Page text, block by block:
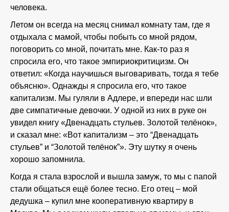
человека.
Летом он всегда на месяц снимал комнату там, где я
отдыхала с мамой, чтобы побыть со мной рядом,
поговорить со мной, почитать мне. Как-то раз я
спросила его, что такое эмпириокритицизм. Он
ответил: «Когда научишься выговаривать, тогда я тебе
объясню». Однажды я спросила его, что такое
капитализм. Мы гуляли в Адлере, и впереди нас шли
две симпатичные девочки. У одной из них в руке он
увидел книгу «Двенадцать стульев. Золотой телёнок»,
и сказал мне: «Вот капитализм – это “Двенадцать
стульев” и “Золотой телёнок”». Эту шутку я очень
хорошо запомнила.
Когда я стала взрослой и вышла замуж, то мы с папой
стали общаться ещё более тесно. Его отец – мой
дедушка – купил мне кооперативную квартиру в